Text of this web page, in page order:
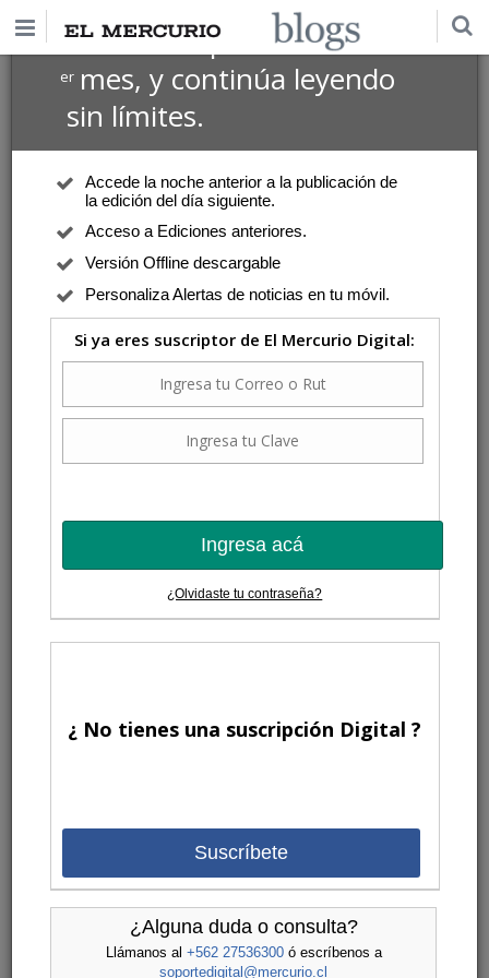
Suscríbete por $1 USD
ermes, y continúa leyendo
sin límites.
Accede la noche anterior a la publicación de
la edición del día siguiente.
Acceso a Ediciones anteriores.
Versión Offline descargable
Personaliza Alertas de noticias en tu móvil.
Si ya eres suscriptor de El Mercurio Digital:
Ingresa acá
¿Olvidaste tu contraseña?
¿ No tienes una suscripción Digital ?
Suscríbete
¿Alguna duda o consulta?
Llámanos al +562 27536300ó escríbenos a
soportedigital@mercurio.cl